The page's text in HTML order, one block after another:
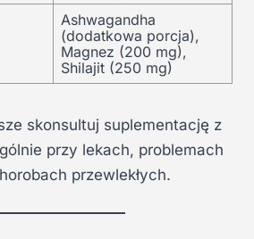
Ashwagandha
(dodatkowa porcja),
Magnez (200 mg),
Shilajit (250 mg)
skonsultuj suplementację z
przy lekach, problemach
przewlekłych.